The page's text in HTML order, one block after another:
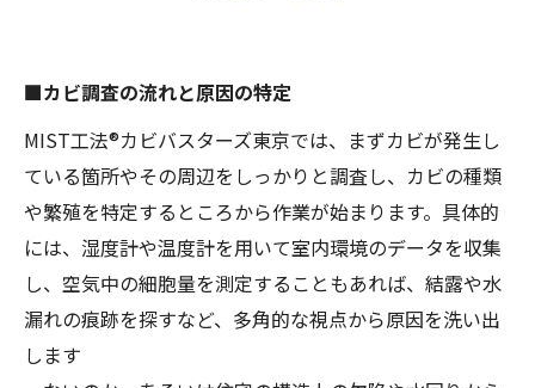
■カビ調査の流れと原因の特定
MIST工法®カビバスターズ東京では、まずカビが発生し
ている箇所やその周辺をしっかりと調査し、カビの種類
や繁殖を特定するところから作業が始まります。具体的
には、湿度計や温度計を用いて室内環境のデータを収集
し、空気中の細胞量を測定することもあれば、結露や水
漏れの痕跡を探すなど、多角的な視点から原因を洗い出
します